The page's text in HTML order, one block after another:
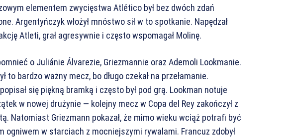
elementem zwycięstwa Atlético był bez dwóch zdań
Argentyńczyk włożył mnóstwo sił w to spotkanie. Napędzał
Atleti, grał agresywnie i często wspomagał Molinę.
o Juliánie Álvarezie, Griezmannie oraz Ademoli Lookmanie.
to bardzo ważny mecz, bo długo czekał na przełamanie.
się piękną bramką i często był pod grą. Lookman notuje
w nowej drużynie — kolejny mecz w Copa del Rey zakończył z
Natomiast Griezmann pokazał, że mimo wieku wciąż potrafi być
ogniwem w starciach z mocniejszymi rywalami. Francuz zdobył